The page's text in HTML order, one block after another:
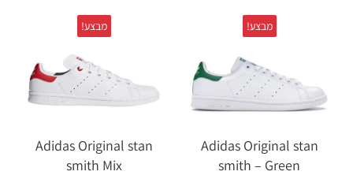
מבצע!
Adidas Original stan
smith – Green
מבצע!
Adidas Original stan
smith Mix